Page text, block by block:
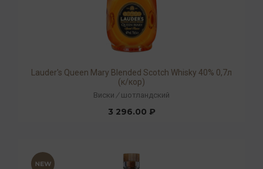
Lauder's Queen Mary Blended Scotch Whisky 40% 0,7л
(к/кор)
Виски / шотландский
3 296.00 ₽